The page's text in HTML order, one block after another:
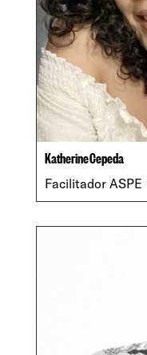
Katherine Cepeda
Facilitador ASPE